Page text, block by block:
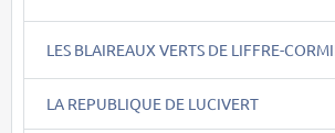
LES BLAIREAUX VERTS DE LIFFRE-
LA REPUBLIQUE DE LUCIVERT